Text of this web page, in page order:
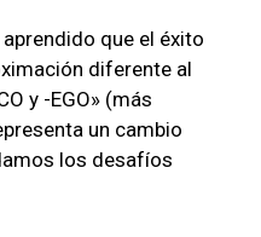
aprendido que el éxito
diferente al
y -EGO» (más
un cambio
los desafíos